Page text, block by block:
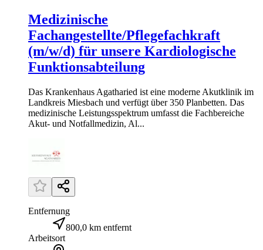
Medizinische
Fachangestellte/Pflegefachkraft
(m/w/d) für unsere Kardiologische
Funktionsabteilung
Das Krankenhaus Agatharied ist eine moderne Akutklinik im
Landkreis Miesbach und verfügt über 350 Planbetten. Das
medizinische Leistungsspektrum umfasst die Fachbereiche
Akut- und Notfallmedizin, Al...
Entfernung
800,0 km entfernt
Arbeitsort